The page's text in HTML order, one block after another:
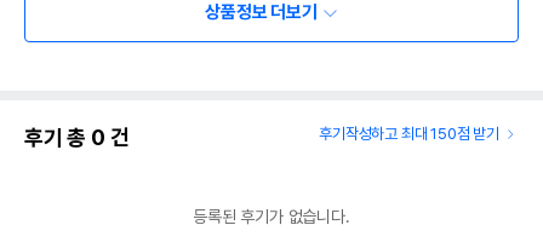
상품정보 더보기
후기 총 0 건 후기작성하고 최대 150점 받기
등록된 후기가 없습니다.